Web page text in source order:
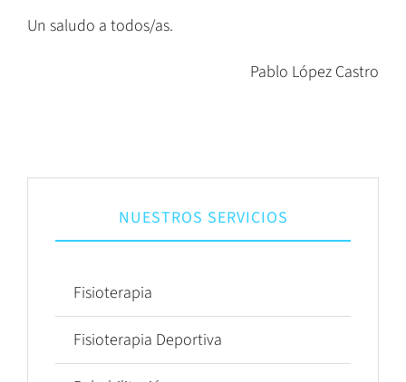
Un saludo a todos/as.
Pablo López Castro
NUESTROS SERVICIOS
Fisioterapia
Fisioterapia Deportiva